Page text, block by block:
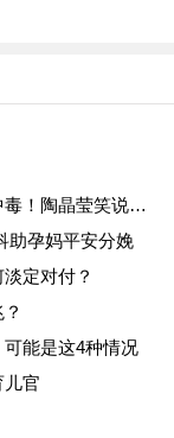
李李仁给老婆的爱心竹姜，竟导致食物中毒！陶晶莹笑说小心枕边人
助孕妈平安分娩
定对付？
能是这4种情况
官